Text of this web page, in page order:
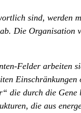
sind, werden
Die Organisation
Felder arbeiten
die durch die
die aus